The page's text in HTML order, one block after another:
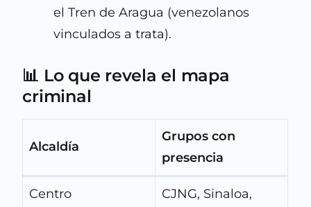
el Tren de Aragua (venezolanos
vinculados a trata).
📊 Lo que revela el mapa
criminal
Alcaldía
Grupos con
presencia
Centro
CJNG, Sinaloa,